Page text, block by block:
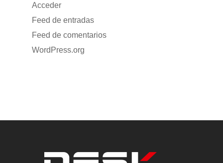
Acceder
Feed de entradas
Feed de comentarios
WordPress.org